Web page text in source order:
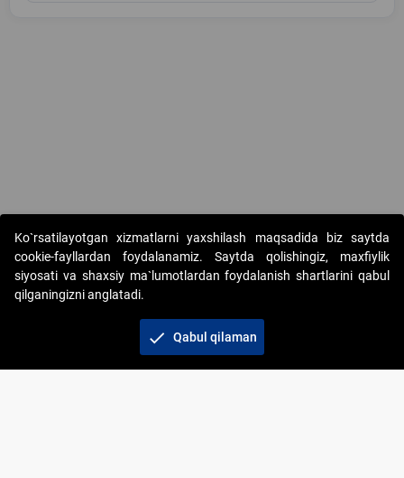
Copyright © 2017-2026. "Elektron onlayn-auksionlarni tashkil etish"
AJ. Barcha huquqlar himoyalangan
+998 71 202-21-11
Ko`rsatilayotgan xizmatlarni yaxshilash maqsadida biz saytda
cookie-fayllardan foydalanamiz. Saytda qolishingiz, maxfiylik
siyosati va shaxsiy ma`lumotlardan foydalanish shartlarini qabul
qilganingizni anglatadi.
check Qabul qilaman